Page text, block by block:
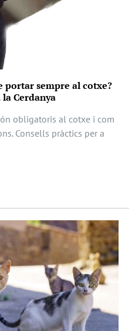
portar sempre al cotxe?
Cerdanya
obligatoris al cotxe i com
Consells pràctics per a